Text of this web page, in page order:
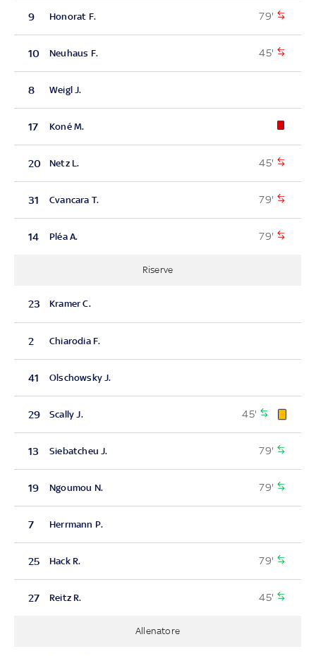
9 Honorat F. 79'
10 Neuhaus F. 45'
8 Weigl J.
17 Koné M.
20 Netz L. 45'
31 Cvancara T. 79'
14 Pléa A. 79'
Riserve
23 Kramer C.
2 Chiarodia F.
41 Olschowsky J.
29 Scally J. 45'
13 Siebatcheu J. 79'
19 Ngoumou N. 79'
7 Herrmann P.
25 Hack R. 79'
27 Reitz R. 45'
Allenatore